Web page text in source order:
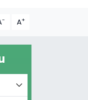
- A+